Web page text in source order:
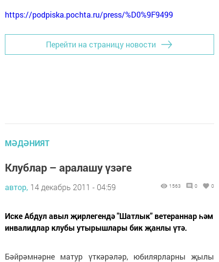
https://podpiska.pochta.ru/press/%D0%9F9499
Перейти на страницу новости
МӘДӘНИЯТ
Клублар – аралашу үзәге
автор, 14 декабрь 2011 - 04:59 1563 0 0
Иске Абдул авыл җирлегендә "Шатлык" ветераннар һәм
инвалидлар клубы утырышлары бик җанлы үтә.
Бәйрәмнәрне матур үткәрәләр, юбилярларны җылы